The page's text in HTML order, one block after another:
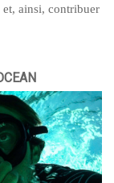
et, ainsi, contribuer